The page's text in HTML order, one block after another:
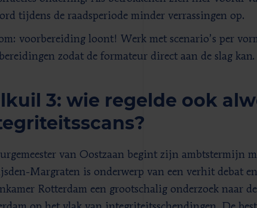
tijdens de raadsperiode minder verrassingen op.
voorbereiding loont! Werk met scenario’s per
zodat de formateur direct aan de slag kan.
3: wie regelde ook
van Oostzaan begint zijn ambtstermijn
Margraten is onderwerp van een verhit debat
Rotterdam een grootschalig onderzoek naar